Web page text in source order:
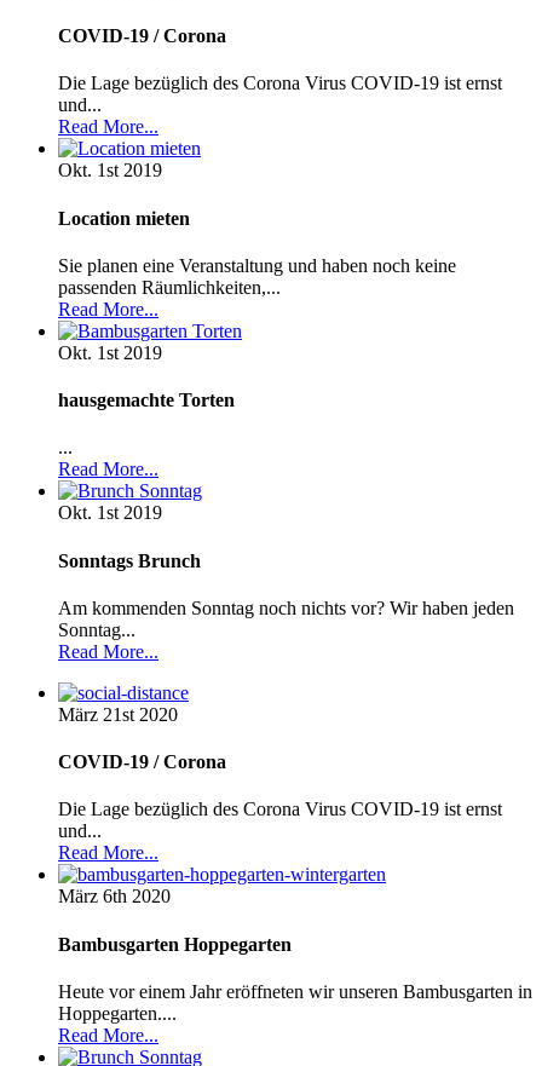
COVID-19 / Corona
Die Lage bezüglich des Corona Virus COVID-19 ist ernst
und...
Read More...
Okt. 1st 2019
Location mieten
Sie planen eine Veranstaltung und haben noch keine
passenden Räumlichkeiten,...
Read More...
Okt. 1st 2019
hausgemachte Torten
...
Read More...
Okt. 1st 2019
Sonntags Brunch
Am kommenden Sonntag noch nichts vor? Wir haben jeden
Sonntag...
Read More...
März 21st 2020
COVID-19 / Corona
Die Lage bezüglich des Corona Virus COVID-19 ist ernst
und...
Read More...
März 6th 2020
Bambusgarten Hoppegarten
Heute vor einem Jahr eröffneten wir unseren Bambusgarten in
Hoppegarten....
Read More...